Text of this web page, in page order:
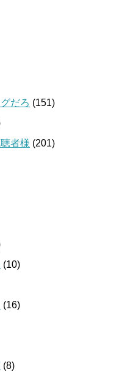
だろ (151)
者様 (201)
(10)
(16)
(8)